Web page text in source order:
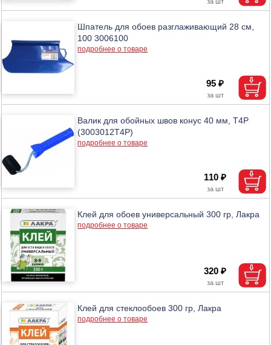
Шпатель для обоев разглаживающий 28 см,
100 3006100
подробнее о товаре
95 ₽
Валик для обойных швов конус 40 мм, T4P
(3003012T4P)
подробнее о товаре
110 ₽
Клей для обоев универсальный 300 гр, Лакра
подробнее о товаре
320 ₽
Клей для стеклообоев 300 гр, Лакра
подробнее о товаре